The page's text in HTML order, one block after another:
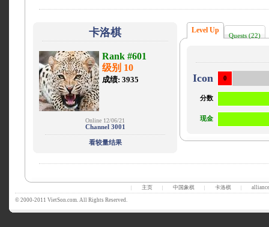
卡洛棋
Rank #601
级别 10
成绩: 3935
Online 12/06/21
Channel 3001
看较量结果
Level Up
Quests (22)
Icon 0
分数
现金
主页 中国象棋 卡洛棋
© 2000-2011 VietSon.com. All Rights Reserved.